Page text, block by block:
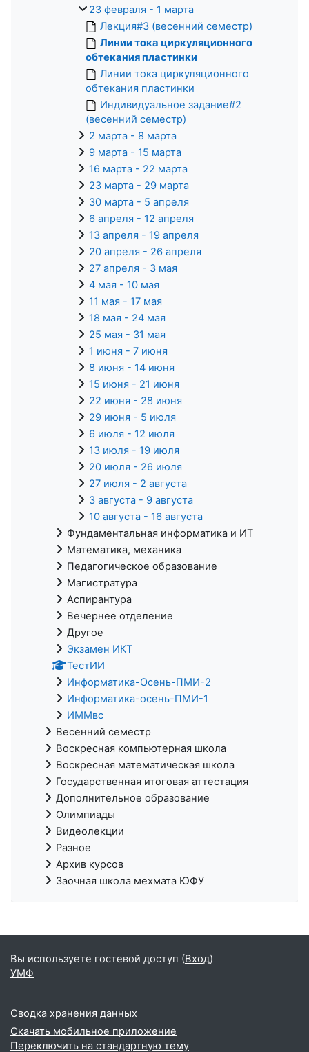
23 февраля - 1 марта
Лекция#3 (весенний семестр)
Линии тока циркуляционного
обтекания пластинки
Линии тока циркуляционного
обтекания пластинки
Индивидуальное задание#2
(весенний семестр)
2 марта - 8 марта
9 марта - 15 марта
16 марта - 22 марта
23 марта - 29 марта
30 марта - 5 апреля
6 апреля - 12 апреля
13 апреля - 19 апреля
20 апреля - 26 апреля
27 апреля - 3 мая
4 мая - 10 мая
11 мая - 17 мая
18 мая - 24 мая
25 мая - 31 мая
1 июня - 7 июня
8 июня - 14 июня
15 июня - 21 июня
22 июня - 28 июня
29 июня - 5 июля
6 июля - 12 июля
13 июля - 19 июля
20 июля - 26 июля
27 июля - 2 августа
3 августа - 9 августа
10 августа - 16 августа
Фундаментальная информатика и ИТ
Математика, механика
Педагогическое образование
Магистратура
Аспирантура
Вечернее отделение
Другое
Экзамен ИКТ
ТестИИ
Информатика-Осень-ПМИ-2
Информатика-осень-ПМИ-1
ИММвс
Весенний семестр
Воскресная компьютерная школа
Воскресная математическая школа
Государственная итоговая аттестация
Дополнительное образование
Олимпиады
Видеолекции
Разное
Архив курсов
Заочная школа мехмата ЮФУ
Вы используете гостевой доступ (Вход)
УМФ
Сводка хранения данных
Скачать мобильное приложение
Переключить на стандартную тему